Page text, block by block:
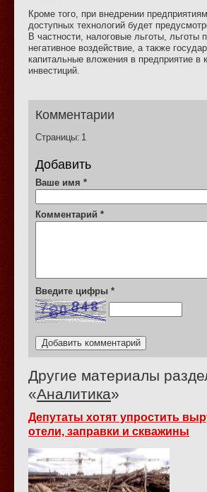
Кроме того, при внедрении
доступных технологий будет
В частности, налоговые льготы, льготы
негативное воздействие, а также
капитальные вложения в предприятие в
инвестиций.
Комментарии
Страницы: 1
Добавить
Ваше имя *
Комментарий *
Введите цифры *
Другие материалы
«Аналитика»
Депутаты хотят упростить
отели, заправки и скважины